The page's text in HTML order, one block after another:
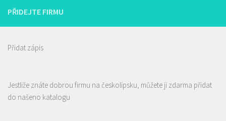
PŘIDEJTE FIRMU
Přidat zápis
Jestliže znáte dobrou firmu na českolipsku, můžete ji zdarma přidat
do našeno katalogu